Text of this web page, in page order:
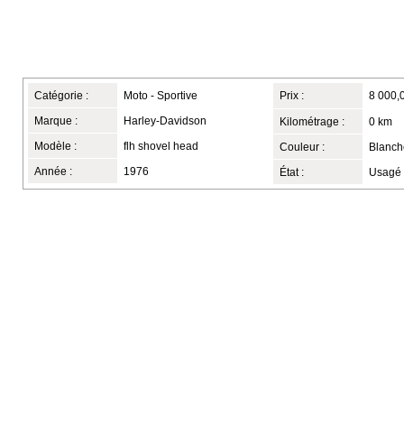
Catégorie : Moto - Sportive
Marque : Harley-Davidson
Modèle : flh shovel head
Année : 1976
Prix : 8
Kilométrage : 0 km
Couleur :
État : Usagé